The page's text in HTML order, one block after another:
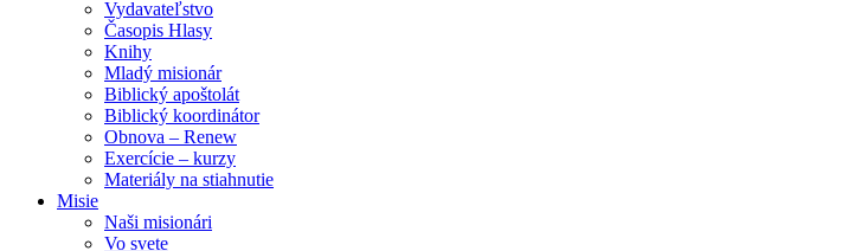
Vydavateľstvo
Časopis Hlasy
Knihy
Mladý misionár
Biblický apoštolát
Biblický koordinátor
Obnova – Renew
Exercície – kurzy
Materiály na stiahnutie
Misie
Naši misionári
Vo svete